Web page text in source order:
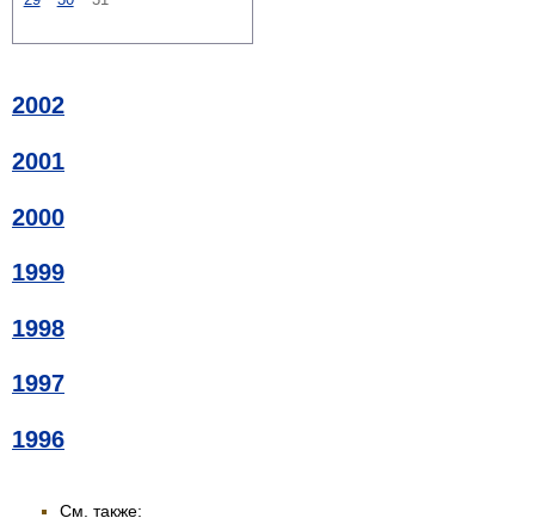
2002
2001
2000
1999
1998
1997
1996
См. также: